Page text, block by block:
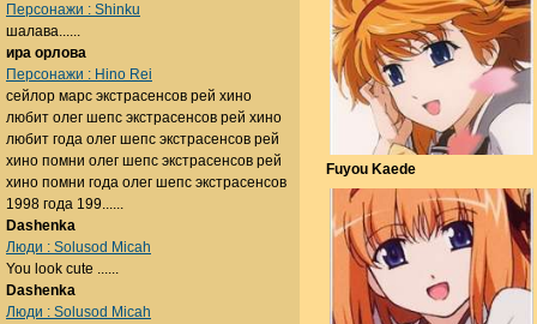
Fuyou Kaede
Персонажи : Shinku
шалава......
ира орлова
Персонажи : Hino Rei
сейлор марс экстрасенсов рей хино
любит олег шепс экстрасенсов рей хино
любит года олег шепс экстрасенсов рей
хино помни олег шепс экстрасенсов рей
хино помни года олег шепс экстрасенсов
1998 года 199......
Dashenka
Люди : Solusod Micah
You look cute ......
Dashenka
Люди : Solusod Micah